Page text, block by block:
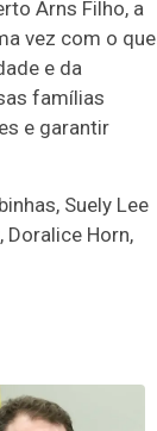
Arns Filho, a
vez com o que
e da
famílias
e garantir
Suely Lee
Doralice Horn,